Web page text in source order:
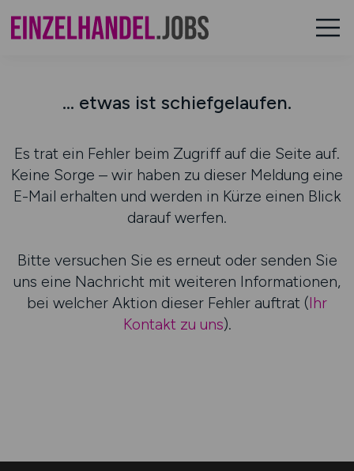
... etwas ist schiefgelaufen.
Es trat ein Fehler beim Zugriff auf die Seite auf.
Keine Sorge – wir haben zu dieser Meldung eine
E-Mail erhalten und werden in Kürze einen Blick
darauf werfen.
Bitte versuchen Sie es erneut oder senden Sie
uns eine Nachricht mit weiteren Informationen,
bei welcher Aktion dieser Fehler auftrat (Ihr
Kontakt zu uns).